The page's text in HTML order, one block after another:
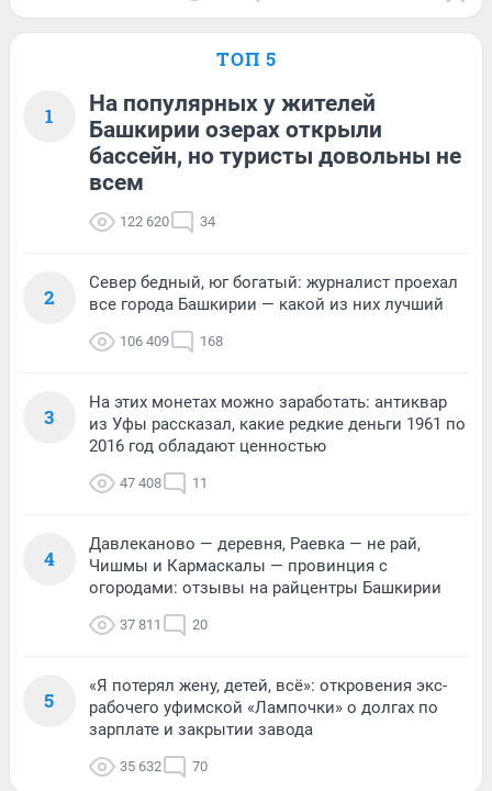
ТОП 5
1
На популярных у жителей
Башкирии озерах открыли
бассейн, но туристы довольны не
всем
122 620 34
2
Север бедный, юг богатый: журналист проехал
все города Башкирии — какой из них лучший
106 409 168
3
На этих монетах можно заработать: антиквар
из Уфы рассказал, какие редкие деньги 1961 по
2016 год обладают ценностью
47 408 11
4
Давлеканово — деревня, Раевка — не рай,
Чишмы и Кармаскалы — провинция с
огородами: отзывы на райцентры Башкирии
37 811 20
5
«Я потерял жену, детей, всё»: откровения экс-
рабочего уфимской «Лампочки» о долгах по
зарплате и закрытии завода
35 632 70